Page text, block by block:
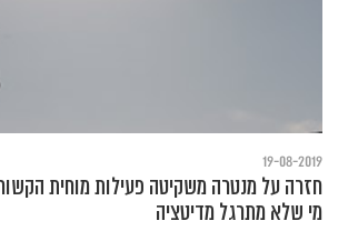
19-08-2019
חזרה על מנטרה משקיטה פעילות מוחית
מי שלא מתרגל מדיטציה